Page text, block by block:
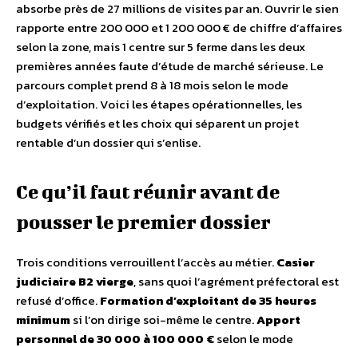
absorbe près de 27 millions de visites par an. Ouvrir le sien
rapporte entre 200 000 et 1 200 000 € de chiffre d’affaires
selon la zone, mais 1 centre sur 5 ferme dans les deux
premières années faute d’étude de marché sérieuse. Le
parcours complet prend 8 à 18 mois selon le mode
d’exploitation. Voici les étapes opérationnelles, les
budgets vérifiés et les choix qui séparent un projet
rentable d’un dossier qui s’enlise.
Ce qu’il faut réunir avant de
pousser le premier dossier
Trois conditions verrouillent l’accès au métier.Casier
judiciaire B2 vierge, sans quoi l’agrément préfectoral est
refusé d’office.Formation d’exploitant de 35 heures
minimumsi l’on dirige soi-même le centre.Apport
personnel de 30 000 à 100 000 €selon le mode